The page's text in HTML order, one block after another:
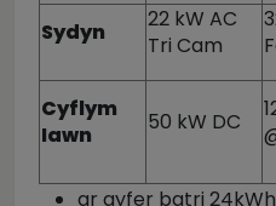
Sydyn
22 kW AC
Tri Cam
Cyflym
Iawn
50 kW DC
ar gyfer batri